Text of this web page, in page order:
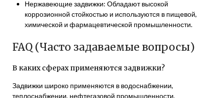
Нержавеющие задвижки: Обладают высокой
коррозионной стойкостью и используются в пищевой,
химической и фармацевтической промышленности.
FAQ (Часто задаваемые вопросы)
В каких сферах применяются задвижки?
Задвижки широко применяются в водоснабжении,
теплоснабжении, нефтегазовой промышленности,